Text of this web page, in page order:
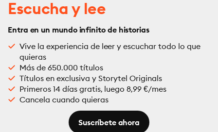
Escucha y lee
Entra en un mundo infinito de historias
Vive la experiencia de leer y escuchar todo lo que
quieras
Más de 650.000 títulos
Títulos en exclusiva y Storytel Originals
Primeros 14 días gratis, luego 8,99 €/mes
Cancela cuando quieras
Suscríbete ahora